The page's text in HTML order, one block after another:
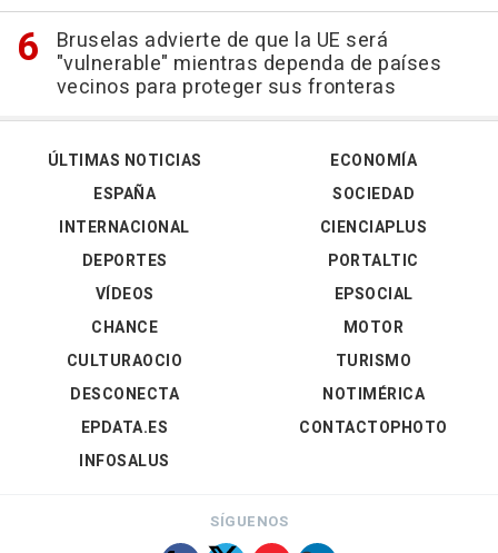
Bruselas advierte de que la UE será
"vulnerable" mientras dependa de países
vecinos para proteger sus fronteras
ÚLTIMAS NOTICIAS
ESPAÑA
INTERNACIONAL
DEPORTES
VÍDEOS
ECONOMÍA
SOCIEDAD
CIENCIAPLUS
PORTALTIC
EPSOCIAL
CHANCE
CULTURAOCIO
DESCONECTA
EPDATA.ES
INFOSALUS
MOTOR
TURISMO
NOTIMÉRICA
CONTACTOPHOTO
SÍGUENOS